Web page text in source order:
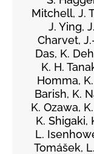
Mitchell, J.
J. Ying,
Charvet,
Das, K.
K. H.
Homma,
Barish, K.
K. Ozawa,
K. Shigaki,
L.
Tomášek,